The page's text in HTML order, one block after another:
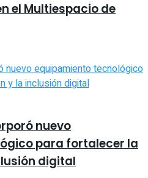
el Multiespacio de
nuevo
para fortalecer la
digital